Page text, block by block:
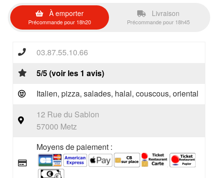
À emporter
Précommande pour 18h20
Livraison
Précommande pour 18h45
03.87.55.10.66
5/5 (voir les 1 avis)
Italien, pizza, salades, halal, couscous, oriental
12 Rue du Sablon
57000 Metz
Moyens de paiement :